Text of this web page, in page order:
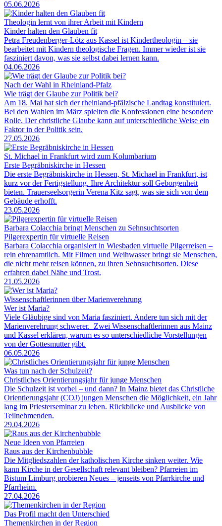
05.06.2026
Theologin lernt von ihrer Arbeit mit Kindern
Kinder halten den Glauben fit
Petra Freudenberger-Lötz aus Kassel ist Kindertheologin – sie
bearbeitet mit Kindern theologische Fragen. Immer wieder ist sie
fasziniert davon, was sie selbst dabei lernen kann.
04.06.2026
Nach der Wahl in Rheinland-Pfalz
Wie trägt der Glaube zur Politik bei?
Am 18. Mai hat sich der rheinland-pfälzische Landtag konstituiert.
Bei den Wahlen im März spielten die Konfessionen eine besondere
Rolle. Der christliche Glaube kann auf unterschiedliche Weise ein
Faktor in der Politik sein.
27.05.2026
St. Michael in Frankfurt wird zum Kolumbarium
Erste Begräbniskirche in Hessen
Die erste Begräbniskirche in Hessen, St. Michael in Frankfurt, ist
kurz vor der Fertigstellung. Ihre Architektur soll Geborgenheit
bieten. Trauerseelsorgerin Verena Kitz sagt, was sie sich von dem
Gebäude erhofft.
23.05.2026
Barbara Colacchia bringt Menschen zu Sehnsuchtsorten
Pilgerexpertin für virtuelle Reisen
Barbara Colacchia organisiert in Wiesbaden virtuelle Pilgerreisen –
rein ehrenamtlich. Mit Filmen und Weihwasser bringt sie Menschen,
die nicht mehr reisen können, zu ihren Sehnsuchtsorten. Diese
erfahren dabei Nähe und Trost.
21.05.2026
Wissenschaftlerinnen über Marienverehrung
Wer ist Maria?
Viele Gläubige sind von Maria fasziniert. Andere tun sich mit der
Marienverehrung schwerer. Zwei Wissenschaftlerinnen aus Mainz
und Kassel erklären, warum es so unterschiedliche Vorstellungen
von der Gottesmutter gibt.
06.05.2026
Was tun nach der Schulzeit?
Christliches Orientierungsjahr für junge Menschen
Die Schulzeit ist vorbei – und dann? In Mainz bietet das Christliche
Orientierungsjahr (COJ) jungen Menschen die Möglichkeit, ein Jahr
lang im Priesterseminar zu leben. Rückblicke und Ausblicke von
Teilnehmenden.
29.04.2026
Neue Ideen von Pfarreien
Raus aus der Kirchenbubble
Die Mitgliedszahlen der katholischen Kirche sinken weiter. Wie
kann Kirche in der Gesellschaft relevant bleiben? Pfarreien im
Bistum Limburg probieren Neues – jenseits von Pfarrkirche und
Pfarrheim.
27.04.2026
Das Profil macht den Unterschied
Themenkirchen in der Region